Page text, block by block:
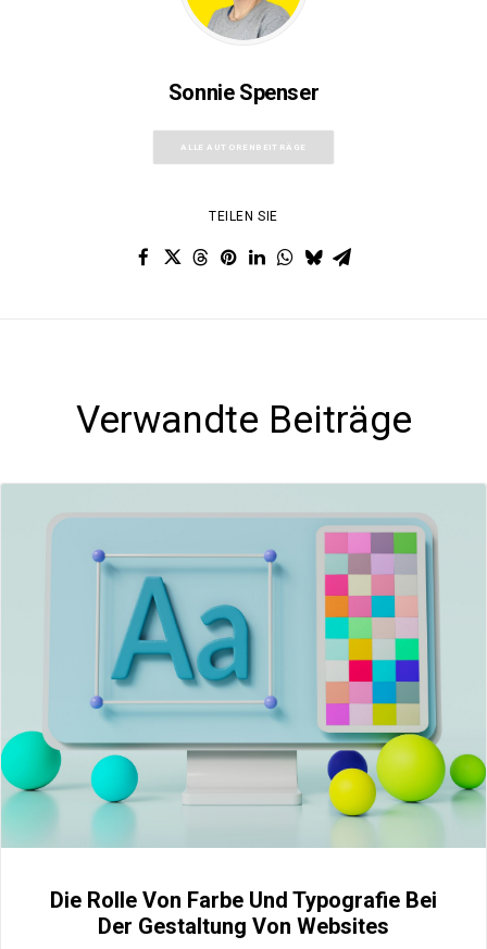
Sonnie Spenser
ALLE AUTORENBEITRÄGE
TEILEN SIE
Verwandte Beiträge
Die Rolle Von Farbe Und Typografie Bei
Der Gestaltung Von Websites